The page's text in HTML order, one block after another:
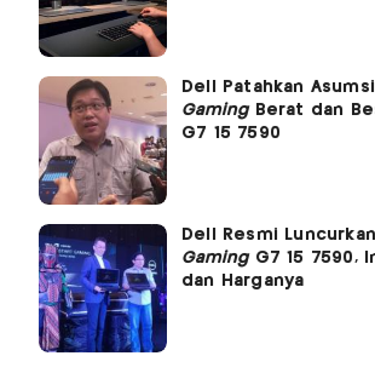
Dell Patahkan
GamingBerat dan
G7 15 7590
Dell Resmi
GamingG7 15 7590,
dan Harganya